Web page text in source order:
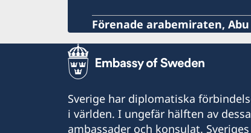
Förenade arabemiraten,
Sverige har diplomatiska
i världen. I ungefär hälften av
ambassader och konsulat.